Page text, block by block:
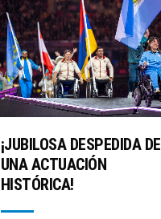
¡JUBILOSA DESPEDIDA DE
UNA ACTUACIÓN
HISTÓRICA!